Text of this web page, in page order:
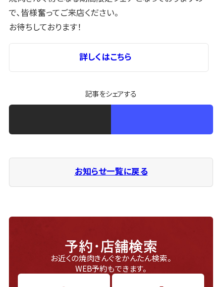
で、皆様奮ってご来店ください。
お待ちしております！
詳しくはこちら
記事をシェアする
お知らせ一覧に戻る
予約・店舗検索
お近くの焼肉きんぐをかんたん検索。
WEB予約もできます。